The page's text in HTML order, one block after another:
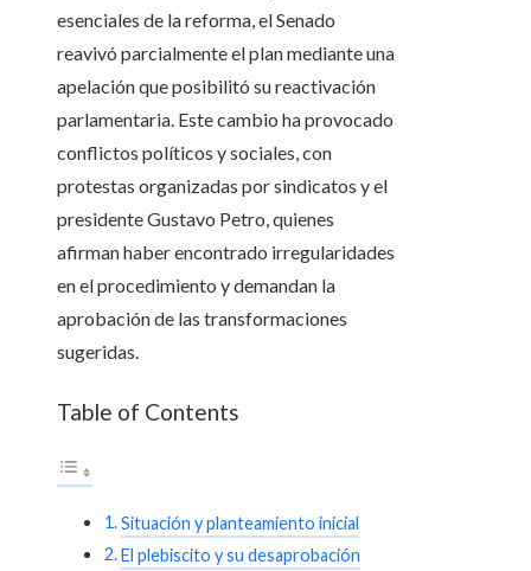
esenciales de la reforma, el Senado
reavivó parcialmente el plan mediante una
apelación que posibilitó su reactivación
parlamentaria. Este cambio ha provocado
conflictos políticos y sociales, con
protestas organizadas por sindicatos y el
presidente Gustavo Petro, quienes
afirman haber encontrado irregularidades
en el procedimiento y demandan la
aprobación de las transformaciones
sugeridas.
Table of Contents
Situación y planteamiento inicial
El plebiscito y su desaprobación